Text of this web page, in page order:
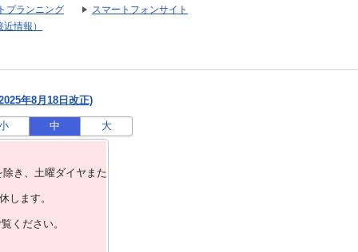
プランニング
スマートフォンサイト
情報）
年8月18日改正)
中 大
き、⼟曜ダイヤまた
します。
ください。